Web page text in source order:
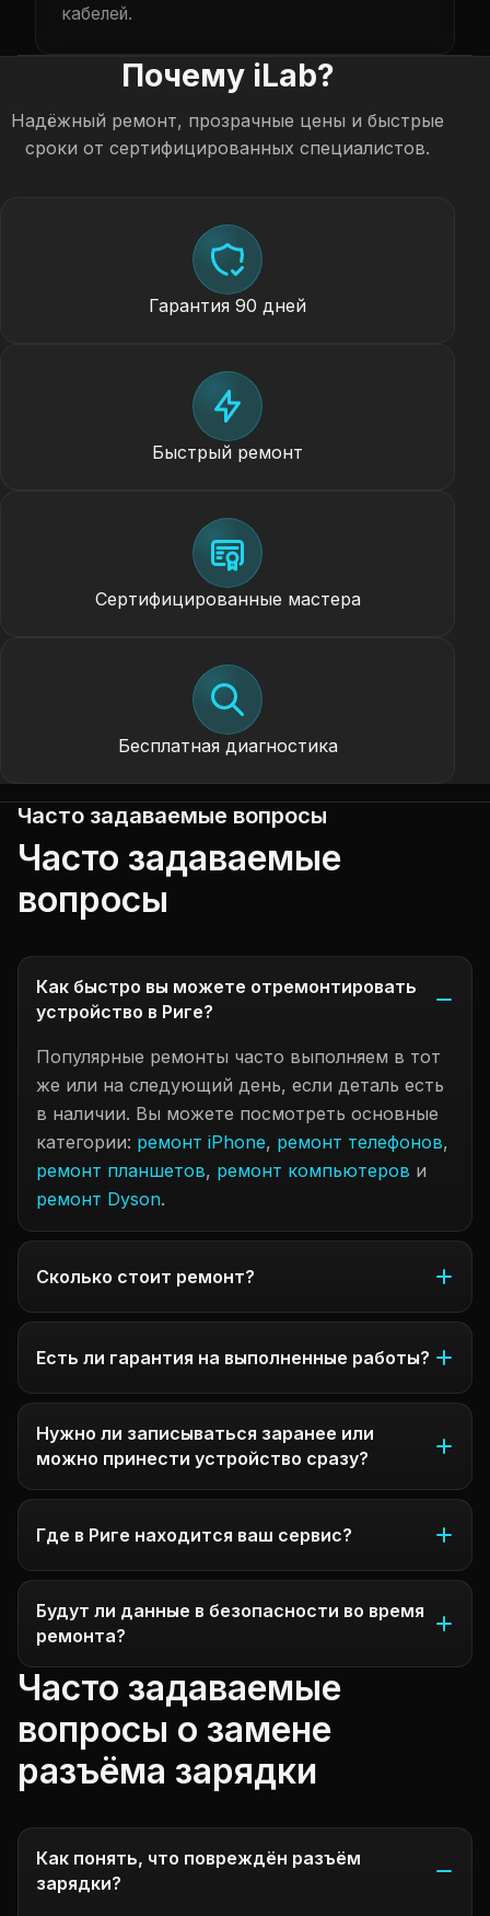
кабелей.
Почему iLab?
Надёжный ремонт, прозрачные цены и быстрые
сроки от сертифицированных специалистов.
Гарантия 90 дней
Быстрый ремонт
Сертифицированные мастера
Бесплатная диагностика
Часто задаваемые вопросы
Часто задаваемые
вопросы
Как быстро вы можете отремонтировать
устройство в Риге?
Популярные ремонты часто выполняем в тот
же или на следующий день, если деталь есть
в наличии. Вы можете посмотреть основные
категории: ремонт iPhone, ремонт телефонов,
ремонт планшетов, ремонт компьютеров и
ремонт Dyson.
Сколько стоит ремонт?
Есть ли гарантия на выполненные работы?
Нужно ли записываться заранее или
можно принести устройство сразу?
Где в Риге находится ваш сервис?
Будут ли данные в безопасности во время
ремонта?
Часто задаваемые
вопросы о замене
разъёма зарядки
Как понять, что повреждён разъём
зарядки?